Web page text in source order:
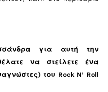
για αυτή την
να στείλετε ένα
του Rock N’ Roll